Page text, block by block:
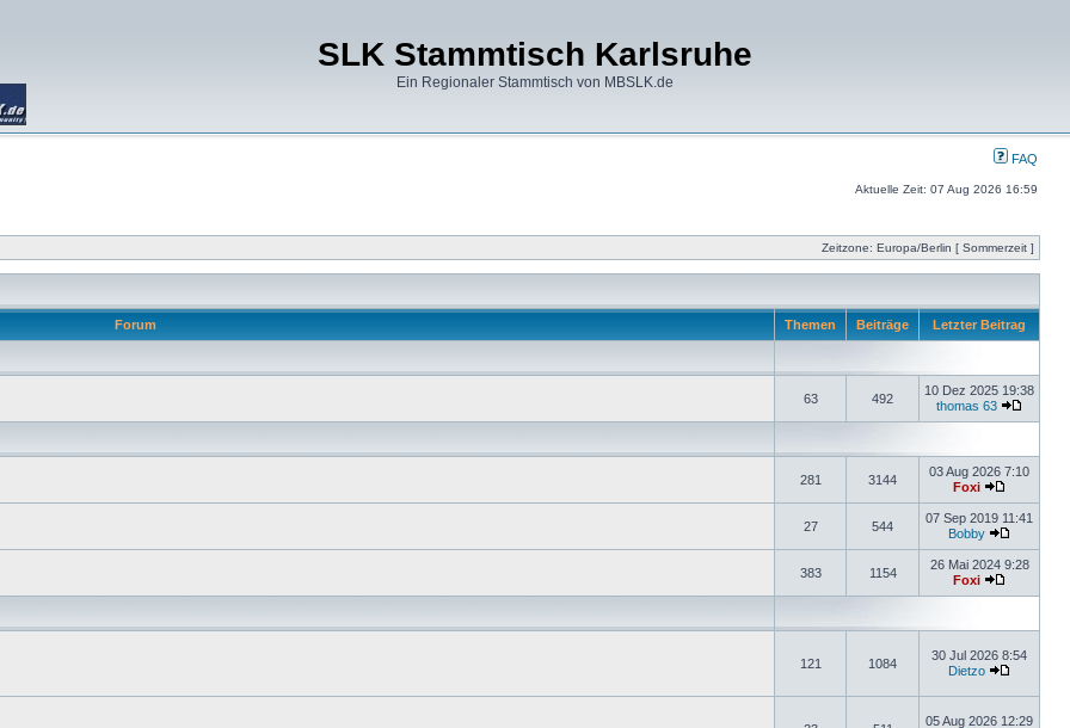
SLK Stammtisch Karlsruhe
Ein Regionaler Stammtisch von MBSLK.de
FAQ
Aktuelle Zeit: 07 Aug 2026 16:59
Zeitzone: Europa/Berlin [ Sommerzeit ]
Forum Themen Beiträge Letzter Beitrag
63 492
10 Dez 2025 19:38
thomas 63
281 3144
03 Aug 2026 7:10
Foxi
27 544
07 Sep 2019 11:41
Bobby
383 1154
26 Mai 2024 9:28
Foxi
121 1084
30 Jul 2026 8:54
Dietzo
05 Aug 2026 12:29